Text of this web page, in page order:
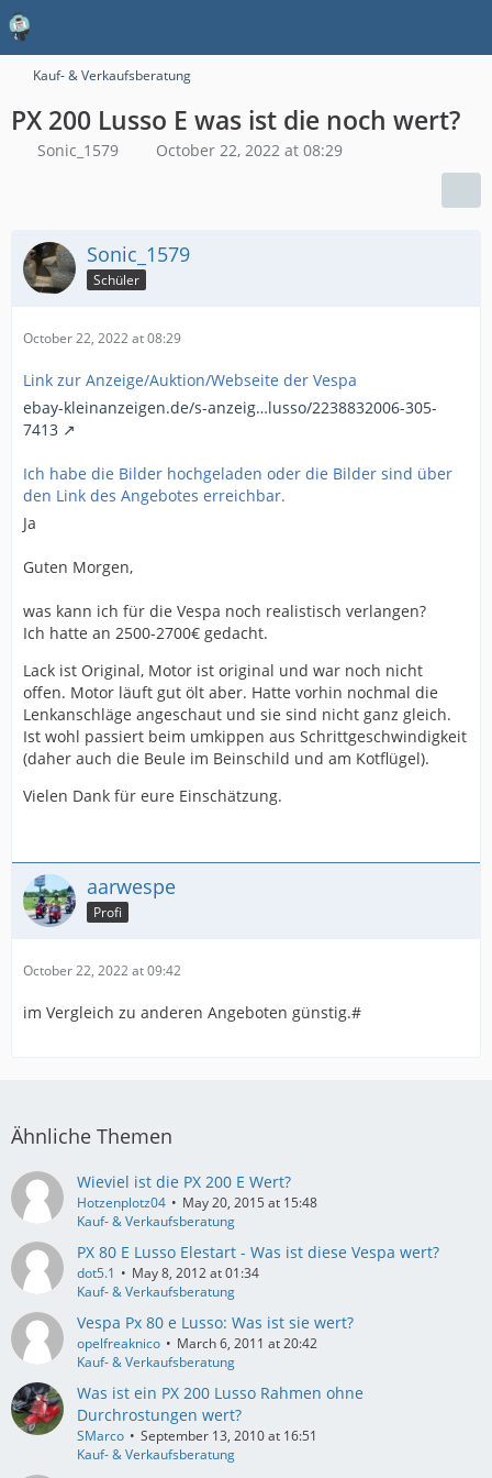
Kauf- & Verkaufsberatung
PX 200 Lusso E was ist die noch wert?
Sonic_1579 October 22, 2022 at 08:29
Sonic_1579
Schüler
October 22, 2022 at 08:29
Link zur Anzeige/Auktion/Webseite der Vespa
ebay-kleinanzeigen.de/s-anzeig…lusso/2238832006-305-
7413
Ich habe die Bilder hochgeladen oder die Bilder sind über
den Link des Angebotes erreichbar.
Ja
Guten Morgen,
was kann ich für die Vespa noch realistisch verlangen?
Ich hatte an 2500-2700€ gedacht.
Lack ist Original, Motor ist original und war noch nicht
offen. Motor läuft gut ölt aber. Hatte vorhin nochmal die
Lenkanschläge angeschaut und sie sind nicht ganz gleich.
Ist wohl passiert beim umkippen aus Schrittgeschwindigkeit
(daher auch die Beule im Beinschild und am Kotflügel).
Vielen Dank für eure Einschätzung.
aarwespe
Profi
October 22, 2022 at 09:42
im Vergleich zu anderen Angeboten günstig.#
Ähnliche Themen
Wieviel ist die PX 200 E Wert?
Hotzenplotz04
May 20, 2015 at 15:48
Kauf- & Verkaufsberatung
PX 80 E Lusso Elestart - Was ist diese Vespa wert?
dot5.1
May 8, 2012 at 01:34
Kauf- & Verkaufsberatung
Vespa Px 80 e Lusso: Was ist sie wert?
opelfreaknico
March 6, 2011 at 20:42
Kauf- & Verkaufsberatung
Was ist ein PX 200 Lusso Rahmen ohne
Durchrostungen wert?
SMarco
September 13, 2010 at 16:51
Kauf- & Verkaufsberatung